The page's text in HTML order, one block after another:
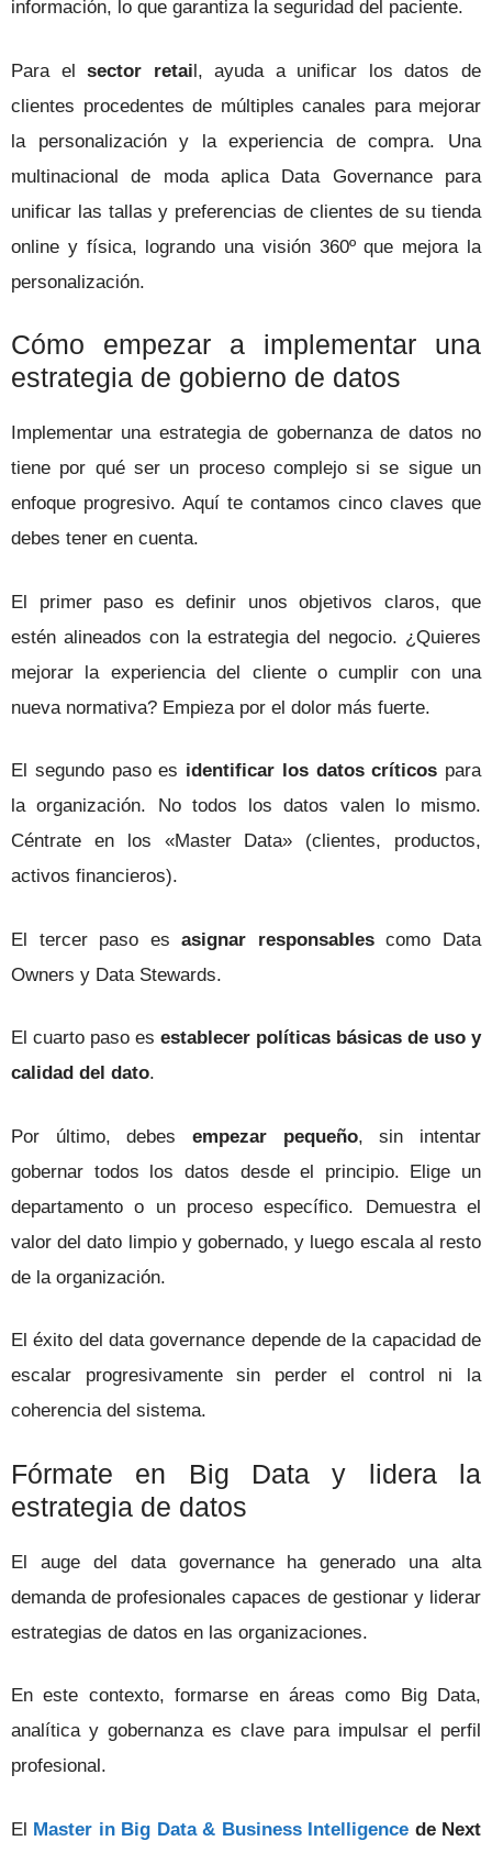
información, lo que garantiza la seguridad del paciente.
Para el sector retail, ayuda a unificar los datos de
clientes procedentes de múltiples canales para mejorar
la personalización y la experiencia de compra. Una
multinacional de moda aplica Data Governance para
unificar las tallas y preferencias de clientes de su tienda
online y física, logrando una visión 360º que mejora la
personalización.
Cómo empezar a implementar una
estrategia de gobierno de datos
Implementar una estrategia de gobernanza de datos no
tiene por qué ser un proceso complejo si se sigue un
enfoque progresivo. Aquí te contamos cinco claves que
debes tener en cuenta.
El primer paso es definir unos objetivos claros, que
estén alineados con la estrategia del negocio. ¿Quieres
mejorar la experiencia del cliente o cumplir con una
nueva normativa? Empieza por el dolor más fuerte.
El segundo paso es identificar los datos críticos para
la organización. No todos los datos valen lo mismo.
Céntrate en los «Master Data» (clientes, productos,
activos financieros).
El tercer paso esasignar responsablescomo Data
Owners y Data Stewards.
El cuarto paso es establecer políticas básicas de uso y
calidad del dato.
Por último, debes empezar pequeño, sin intentar
gobernar todos los datos desde el principio. Elige un
departamento o un proceso específico. Demuestra el
valor del dato limpio y gobernado, y luego escala al resto
de la organización.
El éxito del data governance depende de la capacidad de
escalar progresivamente sin perder el control ni la
coherencia del sistema.
Fórmate en Big Data y lidera la
estrategia de datos
El auge del data governance ha generado una alta
demanda de profesionales capaces de gestionar y liderar
estrategias de datos en las organizaciones.
En este contexto, formarse en áreas como Big Data,
analítica y gobernanza es clave para impulsar el perfil
profesional.
El Master in Big Data & Business Intelligence de Next